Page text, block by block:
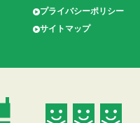
プライバシーポリシー
サイトマップ